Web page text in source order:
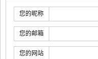
您的昵称
您的邮箱
您的网站